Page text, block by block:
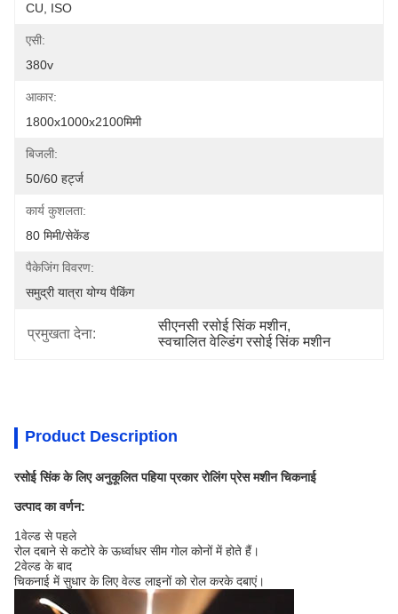
CU, ISO
एसी:
380v
आकार:
1800x1000x2100मिमी
बिजली:
50/60 हर्ट्ज
कार्य कुशलता:
80 मिमी/सेकेंड
पैकेजिंग विवरण:
समुद्री यात्रा योग्य पैकिंग
प्रमुखता देना:
सीएनसी रसोई सिंक मशीन,
स्वचालित वेल्डिंग रसोई सिंक मशीन
Product Description
रसोई सिंक के लिए अनुकूलित पहिया प्रकार रोलिंग प्रेस मशीन चिकनाई
उत्पाद का वर्णन:
1वेल्ड से पहले
रोल दबाने से कटोरे के ऊर्ध्वाधर सीम गोल कोनों में होते हैं।
2वेल्ड के बाद
चिकनाई में सुधार के लिए वेल्ड लाइनों को रोल करके दबाएं।